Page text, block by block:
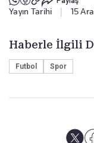
Yayın Tarihi 15
Haberle İlgili
Futbol Spor